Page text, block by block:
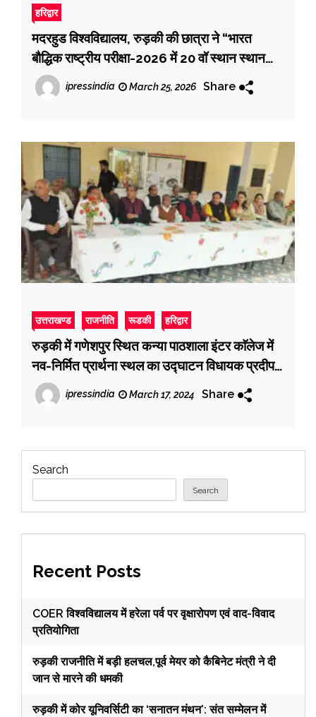
हरिद्वार
मदरहुड विश्वविद्यालय, रुड़की की छात्रा ने “भारत
बौद्धिक राष्ट्रीय परीक्षा-2026 में 20 वॉ स्थान स्थान
प्राप्त किया”
ipressindia March 25, 2026 Share
उत्तराखण्ड राजनीति रूडकी हरिद्वार
रुड़की में गणेशपुर स्थित कन्या पाठशाला इंटर काॅलेज में
नव-निर्मित प्रार्थना स्थल का उद्घाटन विधायक प्रदीप
बत्रा ने किया
ipressindia March 17, 2024 Share
Search
Search
Recent Posts
COER विश्वविद्यालय में हरेला पर्व पर वृक्षारोपण एवं वाद-विवाद
प्रतियोगिता
रुड़की राजनीति में बड़ी हलचल,पूर्व मेयर को कैबिनेट मंत्री ने दी
जान से मारने की धमकी
रुड़की में कोर यूनिवर्सिटी का ‘सनातन मंथन’: संत सम्मेलन में